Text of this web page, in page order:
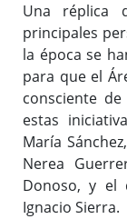
Una réplica
principales
la época se
para que el
consciente
estas
María
Nerea
Donoso, y el
Ignacio Sierra.